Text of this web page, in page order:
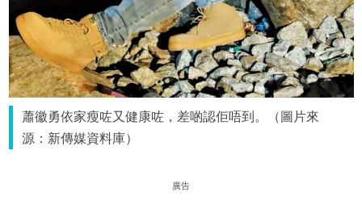
蕭徽勇依家瘦咗又健康咗，差啲認佢唔到。（圖片來
源：新傳媒資料庫）
廣告